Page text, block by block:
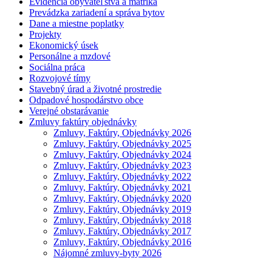
Prevádzka zariadení a správa bytov
Dane a miestne poplatky
Projekty
Ekonomický úsek
Personálne a mzdové
Sociálna práca
Rozvojové tímy
Stavebný úrad a životné prostredie
Odpadové hospodárstvo obce
Verejné obstarávanie
Zmluvy faktúry objednávky
Zmluvy, Faktúry, Objednávky 2026
Zmluvy, Faktúry, Objednávky 2025
Zmluvy, Faktúry, Objednávky 2024
Zmluvy, Faktúry, Objednávky 2023
Zmluvy, Faktúry, Objednávky 2022
Zmluvy, Faktúry, Objednávky 2021
Zmluvy, Faktúry, Objednávky 2020
Zmluvy, Faktúry, Objednávky 2019
Zmluvy, Faktúry, Objednávky 2018
Zmluvy, Faktúry, Objednávky 2017
Zmluvy, Faktúry, Objednávky 2016
Nájomné zmluvy-byty 2026